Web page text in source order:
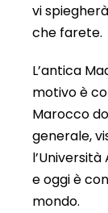
vi
che farete.
L’antica
motivo è
Marocco
generale,
e oggi è
mondo.